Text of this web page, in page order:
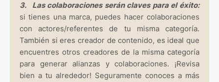
3.
Las colaboraciones serán claves para el éxito:
si tienes una marca, puedes hacer colaboraciones
con actores/referentes de tu misma categoría.
También si eres creador de contenido, es ideal que
encuentres otros creadores de la misma categoría
para generar alianzas y colaboraciones. ¡Revisa
bien a tu alrededor! Seguramente conoces a más